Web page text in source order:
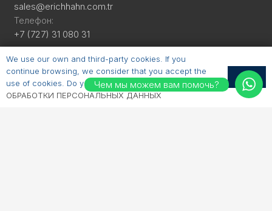
sales@erichhahn.com.tr
Телефон:
+7 (727) 31 080 31
Мы в соцсетях
Linkedin
Чем мы можем вам помочь?
We use our own and third-party cookies. If you
continue browsing, we consider that you accept the
use of cookies. Do you accept? ПОЛИТИКА
ОБРАБОТКИ ПЕРСОНАЛЬНЫХ ДАННЫХ
OK